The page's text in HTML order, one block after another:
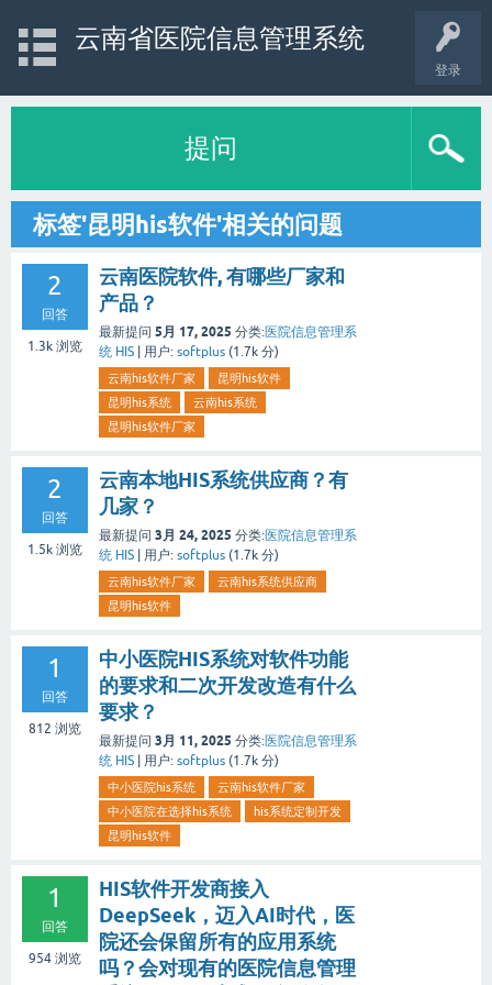
登录
云南省医院信息管理系统
提问
标签'昆明his软件'相关的问题
2
回答
1.3k 浏览
云南医院软件, 有哪些厂家和
产品？
最新提问 5月 17, 2025 分类:医院信息管理系
统 HIS
用户: softplus (1.7k 分)
云南his软件厂家
昆明his软件
昆明his系统
云南his系统
昆明his软件厂家
2
回答
1.5k 浏览
云南本地HIS系统供应商？有
几家？
最新提问 3月 24, 2025 分类:医院信息管理系
统 HIS
用户: softplus (1.7k 分)
云南his软件厂家
云南his系统供应商
昆明his软件
1
回答
812 浏览
中小医院HIS系统对软件功能
的要求和二次开发改造有什么
要求？
最新提问 3月 11, 2025 分类:医院信息管理系
统 HIS
用户: softplus (1.7k 分)
中小医院his系统
云南his软件厂家
中小医院在选择his系统
his系统定制开发
昆明his软件
1
回答
954 浏览
HIS软件开发商接入
DeepSeek，迈入AI时代，医
院还会保留所有的应用系统
吗？会对现有的医院信息管理